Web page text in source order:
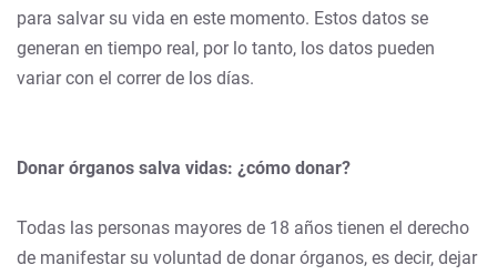
para salvar su vida en este momento. Estos datos se
generan en tiempo real, por lo tanto, los datos pueden
variar con el correr de los días.
Donar órganos salva vidas: ¿cómo donar?
Todas las personas mayores de 18 años tienen el derecho
de manifestar su voluntad de donar órganos, es decir, dejar